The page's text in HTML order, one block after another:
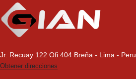
Jr. Recuay 122 Ofi 404 Breña - Lima - Peru
Obtener direcciones